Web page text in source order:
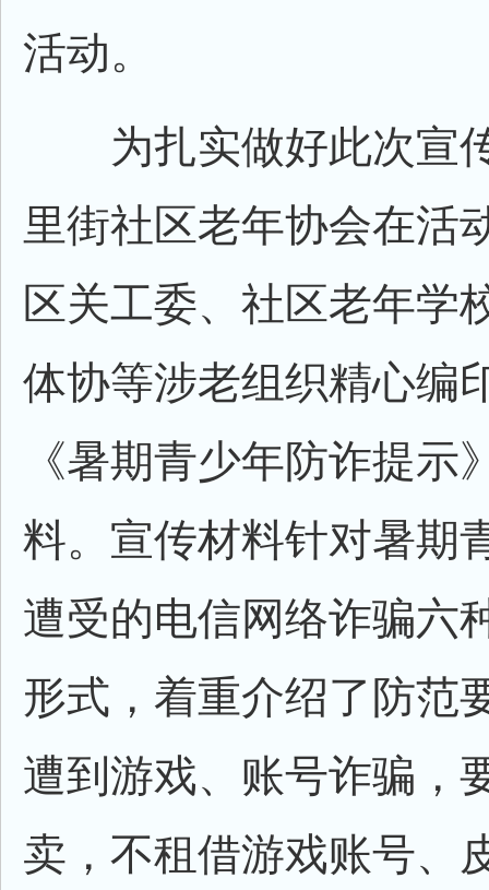
活动。
为扎实做好此次宣
里街社区老年协会在活
区关工委、社区老年学
体协等涉老组织精心编
《暑期青少年防诈提示
料。宣传材料针对暑期
遭受的电信网络诈骗六
形式，着重介绍了防范
遭到游戏、账号诈骗，
卖，不租借游戏账号、